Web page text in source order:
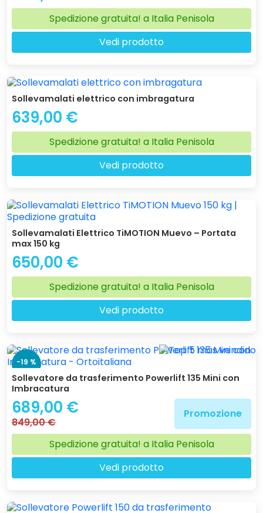
Spedizione gratuita! a Italia Penisola
Vedi prodotto
Sollevamalati elettrico con imbragatura
639,00 €
Spedizione gratuita! a Italia Penisola
Vedi prodotto
Sollevamalati Elettrico TiMOTION Muevo – Portata
max 150 kg
650,00 €
Spedizione gratuita! a Italia Penisola
Vedi prodotto
-19 %
Sollevatore da trasferimento Powerlift 135 Mini con
Imbracatura
689,00 €
849,00 €
Promozione
Spedizione gratuita! a Italia Penisola
Vedi prodotto